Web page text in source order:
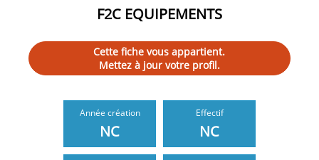
F2C EQUIPEMENTS
Cette fiche vous appartient.
Mettez à jour votre profil.
Année création
NC
Effectif
NC